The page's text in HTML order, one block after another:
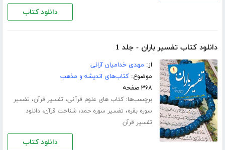
دانلود کتاب
دانلود کتاب تفسیر باران - جلد 1
از: مهدی خدامیان آرانی
موضوع:کتاب‌های اندیشه و مذهب
۳۶۸ صفحه
برچسب‌ها:کتاب های علوم قرآنی، تفسیر قرآن، تفسیر
سوره بقره، تفسیر سوره حمد،شناخت قرآن،دانلود
تفسیر قرآن
دانلود کتاب